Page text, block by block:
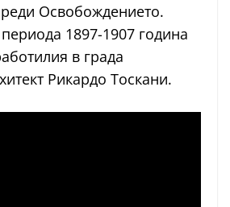
Освобождението.
1897-1907 година
в града
Рикардо Тоскани.